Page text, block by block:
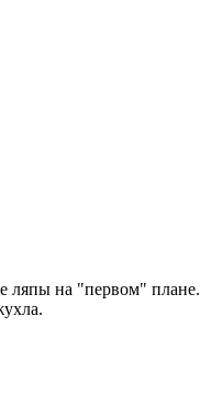
ляпы на "первом" плане.